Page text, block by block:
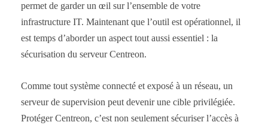
permet de garder un œil sur l’ensemble de votre
infrastructure IT. Maintenant que l’outil est opérationnel, il
est temps d’aborder un aspect tout aussi essentiel : la
sécurisation du serveur Centreon.
Comme tout système connecté et exposé à un réseau, un
serveur de supervision peut devenir une cible privilégiée.
Protéger Centreon, c’est non seulement sécuriser l’accès à